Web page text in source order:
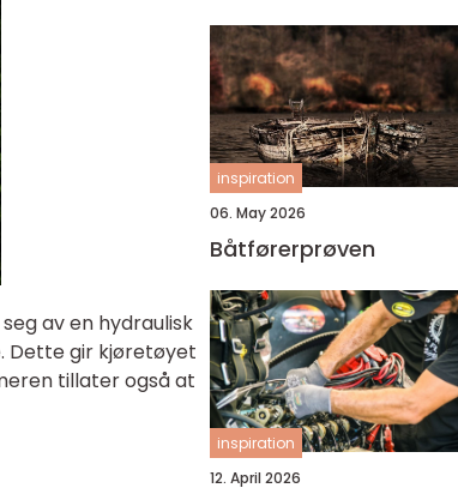
av en hydraulisk
Dette gir kjøretøyet
tillater også at
opplæring
inspiration
06. May 2026
Båtførerprøven
inspiration
12. April 2026